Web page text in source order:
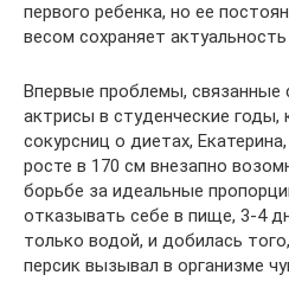
первого ребенка, но ее
весом сохраняет
Впервые проблемы, связанные
актрисы в студенческие годы,
сокурсниц о диетах,
росте в 170 см внезапно
борьбе за идеальные
отказывать себе в пище, 3-4
только водой, и добилась
персик вызывал в организме